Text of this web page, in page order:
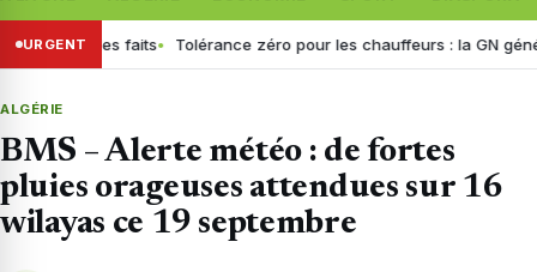
URGENT
les faits Tolérance zéro pour les chauffeurs : la GN généralise
ALGÉRIE
BMS – Alerte météo : de fortes
pluies orageuses attendues sur 16
wilayas ce 19 septembre